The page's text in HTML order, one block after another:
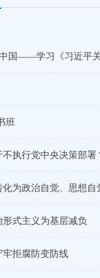
国——学习《习近平
班
不执行党中央决策部
化为政治自觉、思想
形式主义为基层减负
牢拒腐防变防线